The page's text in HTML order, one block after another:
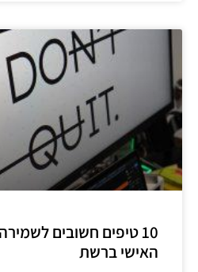
10 טיפים חשובים
האישי ברשת